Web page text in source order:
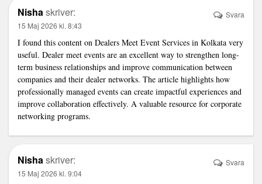
Nishaskriver:
15 Maj 2026 kl. 8:43
I found this content on Dealers Meet Event Services in Kolkata very
useful. Dealer meet events are an excellent way to strengthen long-
term business relationships and improve communication between
companies and their dealer networks. The article highlights how
professionally managed events can create impactful experiences and
improve collaboration effectively. A valuable resource for corporate
networking programs.
Svara
Nishaskriver:
15 Maj 2026 kl. 9:04
Svara